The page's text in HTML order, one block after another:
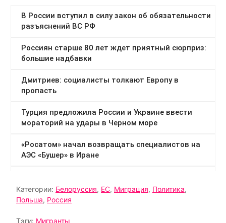
Категории: Белоруссия, ЕС, Миграция, Политика,
Польша, Россия
Тэги: Мигранты